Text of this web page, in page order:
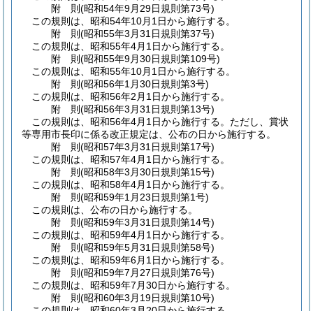
附 則(昭和54年9月29日規則第73号)
この規則は、昭和54年10月1日から施行する。
附 則(昭和55年3月31日規則第37号)
この規則は、昭和55年4月1日から施行する。
附 則(昭和55年9月30日規則第109号)
この規則は、昭和55年10月1日から施行する。
附 則(昭和56年1月30日規則第3号)
この規則は、昭和56年2月1日から施行する。
附 則(昭和56年3月31日規則第13号)
この規則は、昭和56年4月1日から施行する。 ただし、賞状
等専用市長印に係る改正規定は、公布の日から施行する。
附 則(昭和57年3月31日規則第17号)
この規則は、昭和57年4月1日から施行する。
附 則(昭和58年3月30日規則第15号)
この規則は、昭和58年4月1日から施行する。
附 則(昭和59年1月23日規則第1号)
この規則は、公布の日から施行する。
附 則(昭和59年3月31日規則第14号)
この規則は、昭和59年4月1日から施行する。
附 則(昭和59年5月31日規則第58号)
この規則は、昭和59年6月1日から施行する。
附 則(昭和59年7月27日規則第76号)
この規則は、昭和59年7月30日から施行する。
附 則(昭和60年3月19日規則第10号)